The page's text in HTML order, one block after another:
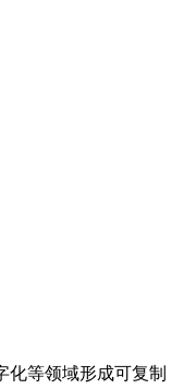
等领域形成可复制